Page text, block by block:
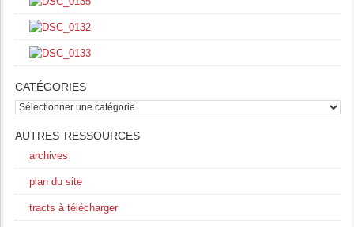
CATÉGORIES
catégories
AUTRES RESSOURCES
archives
plan du site
tracts à télécharger